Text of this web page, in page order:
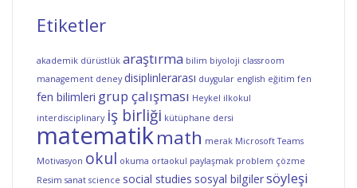
Etiketler
akademik dürüstlük araştırma bilim biyoloji classroom
management deney disiplinlerarası duygular english eğitim fen
fen bilimleri grup çalışması Heykel ilkokul
interdisciplinary iş birliği kütüphane dersi
matematikmath merak Microsoft Teams
Motivasyon okul okuma ortaokul paylaşmak problem çözme
Resim sanat science social studies sosyal bilgilersöyleşi